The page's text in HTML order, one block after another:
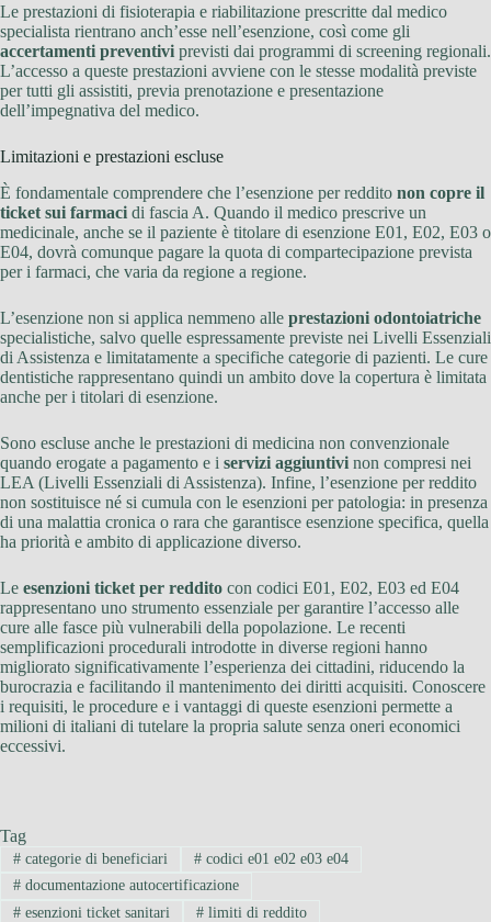
Le prestazioni di fisioterapia e riabilitazione prescritte dal medico
specialista rientrano anch’esse nell’esenzione, così come gli
accertamenti preventivi previsti dai programmi di screening regionali.
L’accesso a queste prestazioni avviene con le stesse modalità previste
per tutti gli assistiti, previa prenotazione e presentazione
dell’impegnativa del medico.
Limitazioni e prestazioni escluse
È fondamentale comprendere che l’esenzione per reddito non copre il
ticket sui farmaci di fascia A. Quando il medico prescrive un
medicinale, anche se il paziente è titolare di esenzione E01, E02, E03 o
E04, dovrà comunque pagare la quota di compartecipazione prevista
per i farmaci, che varia da regione a regione.
L’esenzione non si applica nemmeno alle prestazioni odontoiatriche
specialistiche, salvo quelle espressamente previste nei Livelli Essenziali
di Assistenza e limitatamente a specifiche categorie di pazienti. Le cure
dentistiche rappresentano quindi un ambito dove la copertura è limitata
anche per i titolari di esenzione.
Sono escluse anche le prestazioni di medicina non convenzionale
quando erogate a pagamento e i servizi aggiuntivi non compresi nei
LEA (Livelli Essenziali di Assistenza). Infine, l’esenzione per reddito
non sostituisce né si cumula con le esenzioni per patologia: in presenza
di una malattia cronica o rara che garantisce esenzione specifica, quella
ha priorità e ambito di applicazione diverso.
Le esenzioni ticket per reddito con codici E01, E02, E03 ed E04
rappresentano uno strumento essenziale per garantire l’accesso alle
cure alle fasce più vulnerabili della popolazione. Le recenti
semplificazioni procedurali introdotte in diverse regioni hanno
migliorato significativamente l’esperienza dei cittadini, riducendo la
burocrazia e facilitando il mantenimento dei diritti acquisiti. Conoscere
i requisiti, le procedure e i vantaggi di queste esenzioni permette a
milioni di italiani di tutelare la propria salute senza oneri economici
eccessivi.
Tag
#categorie di beneficiari #codici e01 e02 e03 e04
#documentazione autocertificazione
#esenzioni ticket sanitari #limiti di reddito